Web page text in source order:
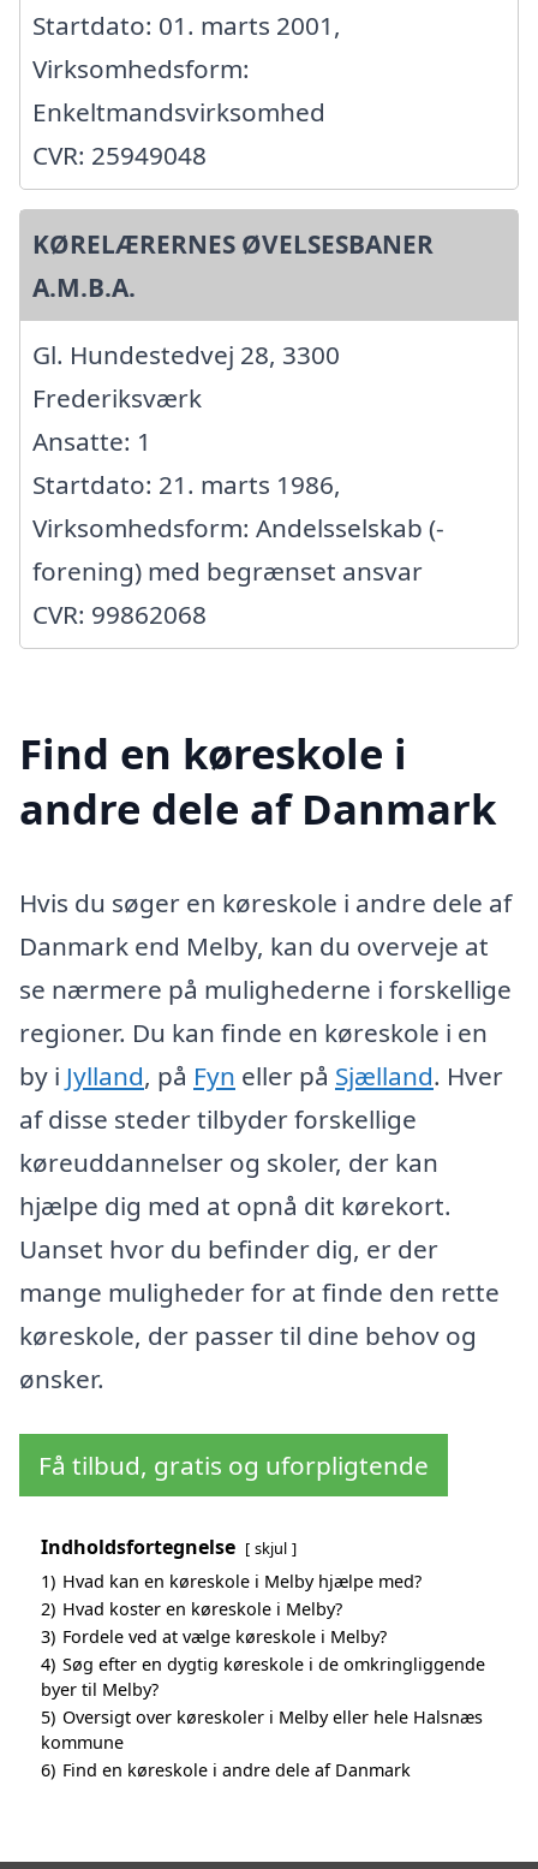
Startdato: 01. marts 2001,
Virksomhedsform:
Enkeltmandsvirksomhed
CVR: 25949048
KØRELÆRERNES ØVELSESBANER
A.M.B.A.
Gl. Hundestedvej 28, 3300
Frederiksværk
Ansatte: 1
Startdato: 21. marts 1986,
Virksomhedsform: Andelsselskab (-
forening) med begrænset ansvar
CVR: 99862068
Find en køreskole i
andre dele af Danmark
Hvis du søger en køreskole i andre dele af
Danmark end Melby, kan du overveje at
se nærmere på mulighederne i forskellige
regioner. Du kan finde en køreskole i en
by i Jylland, på Fyn eller på Sjælland. Hver
af disse steder tilbyder forskellige
køreuddannelser og skoler, der kan
hjælpe dig med at opnå dit kørekort.
Uanset hvor du befinder dig, er der
mange muligheder for at finde den rette
køreskole, der passer til dine behov og
ønsker.
Få tilbud, gratis og uforpligtende
Indholdsfortegnelse skjul
1) Hvad kan en køreskole i Melby hjælpe med?
2) Hvad koster en køreskole i Melby?
3) Fordele ved at vælge køreskole i Melby?
4) Søg efter en dygtig køreskole i de omkringliggende
byer til Melby?
5) Oversigt over køreskoler i Melby eller hele Halsnæs
kommune
6) Find en køreskole i andre dele af Danmark